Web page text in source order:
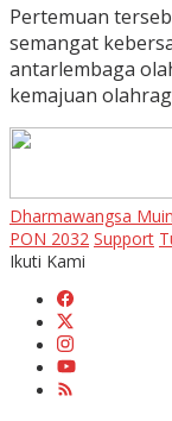
Pertemuan
semangat
antarlembaga
kemajuan
Dharmawangsa Muin
PON 2032 Support
Ikuti Kami